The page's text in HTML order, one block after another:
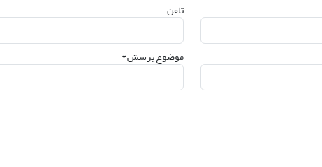
تلفن
موضوع پرسش *